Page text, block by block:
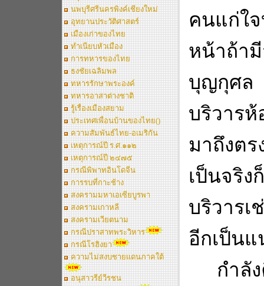
นพบุรีศรีนครพิงค์เชียงใหม่
อุทยานประวัติศาสตร์
เมืองเก่าของไทย
ทำเนียบหัวเมือง
การทหารของไทย
ธงชัยเฉลิมพล
ทหารรักษาพระองค์
ทหารอาสาต่างชาติ
รู้เรื่องเมืองสยาม
ประเทศเพื่อนบ้านของไทย()
ความสัมพันธ์ไทย-อเมริกัน
เหตุการณ์ปี ร.ศ.๑๑๒
เหตุการณ์ปี ๒๔๗๕
กรณีพิพาทอินโดจีน
การรบที่กาะช้าง
สงครามมหาเอเซียบูรพา
สงครามเกาหลี
สงครามเวียตนาม
กรณีปราสาทพระวิหาร
กรณีโรฮิงยา
ความไม่สงบชายแดนภาคใต้
อนุสาวรีย์วีรชน
คนแก่ใ
หน้าถ้ามี
บุญกุศล
บริวาร
มาถึงตร
เป็นจริง
บริวารเ
อีกเป็นแ
กำลั